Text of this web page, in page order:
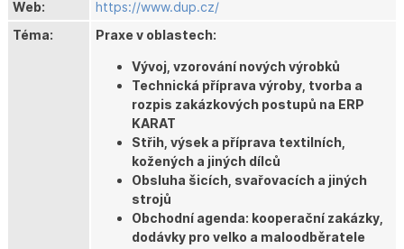
Web:
https://www.dup.cz/
Téma:
Praxe v oblastech:
Vývoj, vzorování nových výrobků
Technická příprava výroby, tvorba a
rozpis zakázkových postupů na ERP
KARAT
Střih, výsek a příprava textilních,
kožených a jiných dílců
Obsluha šicích, svařovacích a jiných
strojů
Obchodní agenda: kooperační zakázky,
dodávky pro velko a maloodběratele